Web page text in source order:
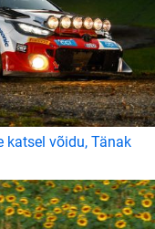
katsel võidu, Tänak